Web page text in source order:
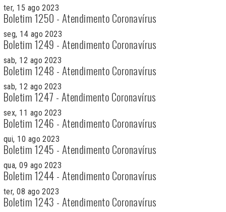
ter, 15 ago 2023
Boletim 1250 - Atendimento Coronavírus
seg, 14 ago 2023
Boletim 1249 - Atendimento Coronavírus
sab, 12 ago 2023
Boletim 1248 - Atendimento Coronavírus
sab, 12 ago 2023
Boletim 1247 - Atendimento Coronavírus
sex, 11 ago 2023
Boletim 1246 - Atendimento Coronavírus
qui, 10 ago 2023
Boletim 1245 - Atendimento Coronavírus
qua, 09 ago 2023
Boletim 1244 - Atendimento Coronavírus
ter, 08 ago 2023
Boletim 1243 - Atendimento Coronavírus